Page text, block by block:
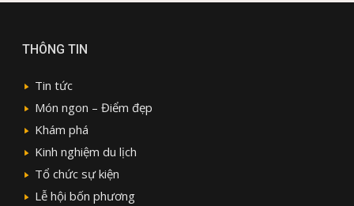
THÔNG TIN
Tin tức
Món ngon – Điểm đẹp
Khám phá
Kinh nghiệm du lịch
Tổ chức sự kiện
Lễ hội bốn phương